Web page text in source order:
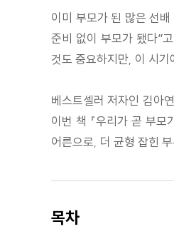
이미 부모가 된 많은 선
준비 없이 부모가 됐다”
것도 중요하지만, 이 시기
베스트셀러 저자인 김아
이번 책 『우리가 곧 부
어른으로, 더 균형 잡힌
목차